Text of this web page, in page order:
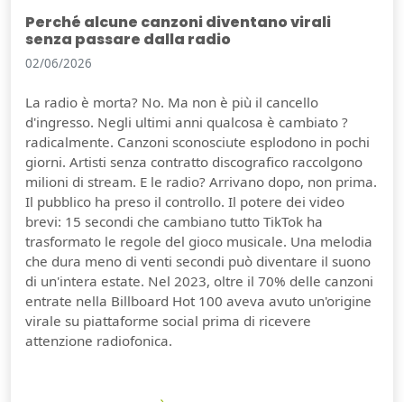
Perché alcune canzoni diventano virali
senza passare dalla radio
02/06/2026
La radio è morta? No. Ma non è più il cancello
d'ingresso. Negli ultimi anni qualcosa è cambiato ?
radicalmente. Canzoni sconosciute esplodono in pochi
giorni. Artisti senza contratto discografico raccolgono
milioni di stream. E le radio? Arrivano dopo, non prima.
Il pubblico ha preso il controllo. Il potere dei video
brevi: 15 secondi che cambiano tutto TikTok ha
trasformato le regole del gioco musicale. Una melodia
che dura meno di venti secondi può diventare il suono
di un'intera estate. Nel 2023, oltre il 70% delle canzoni
entrate nella Billboard Hot 100 aveva avuto un'origine
virale su piattaforme social prima di ricevere
attenzione radiofonica.